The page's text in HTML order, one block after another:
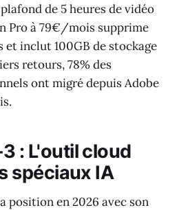
de 5 heures de vidéo
Pro à 79€/mois supprime
inclut 100GB de stockage
retours, 78% des
ont migré depuis Adobe
: L'outil cloud
spéciaux IA
position en 2026 avec son